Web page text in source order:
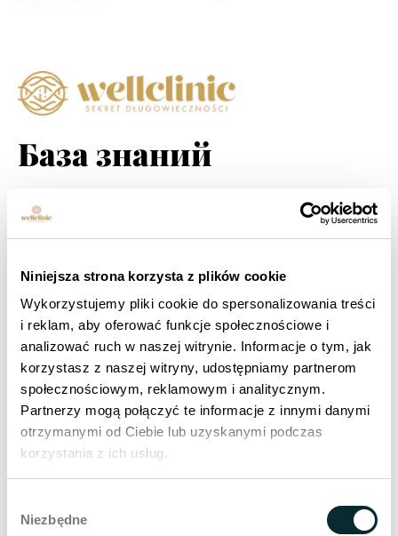
Niniejsza strona korzysta z plików cookie
Wykorzystujemy pliki cookie do spersonalizowania treści
i reklam, aby oferować funkcje społecznościowe i
analizować ruch w naszej witrynie. Informacje o tym, jak
korzystasz z naszej witryny, udostępniamy partnerom
społecznościowym, reklamowym i analitycznym.
Partnerzy mogą połączyć te informacje z innymi danymi
otrzymanymi od Ciebie lub uzyskanymi podczas
korzystania z ich usług.
zgody
Niezbędne
База знаний
ЛЕЧЕНИЕ ДЛЯ ЖЕНЩИН
Как избавиться от прыщей? Причины,
лечение и эффективные методы терапии
Практически у каждого из нас хотя бы раз в жизни
появляются единичные угревые высыпания. Это
заболевание затрагивает в основном...
Катажина Павловска
05.08.2026
УХОД ЗА ЛИЦОМ
Эффективные методы коррекции овала лица